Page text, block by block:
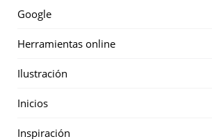
Google
Herramientas online
Ilustración
Inicios
Inspiración